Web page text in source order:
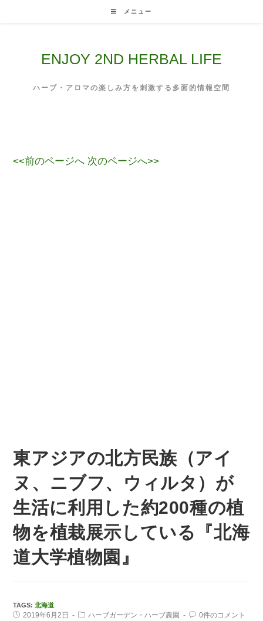
メニュー
ENJOY 2ND HERBAL LIFE
ハーブ・アロマの楽しみ方を刺激する多面的情報空間
<<前のページへ 次のページへ>>
東アジアの北方民族（アイ
ヌ、ニブフ、ウィルタ）が
生活に利用した約200種の植
物を植栽展示している『北海
道大学植物園』
TAGS:北海道
2019年6月2日 ハーブガーデン・ハーブ農園 0件のコメント